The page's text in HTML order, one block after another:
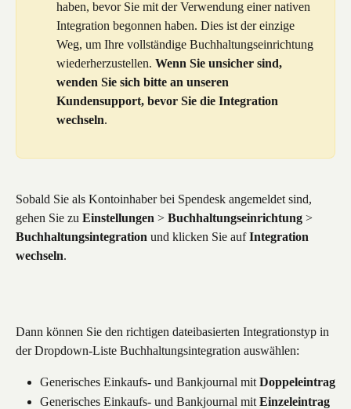
haben, bevor Sie mit der Verwendung einer nativen
Integration begonnen haben. Dies ist der einzige
Weg, um Ihre vollständige Buchhaltungseinrichtung
wiederherzustellen. Wenn Sie unsicher sind,
wenden Sie sich bitte an unseren
Kundensupport, bevor Sie die Integration
wechseln.
Sobald Sie als Kontoinhaber bei Spendesk angemeldet sind,
gehen Sie zu Einstellungen > Buchhaltungseinrichtung >
Buchhaltungsintegration und klicken Sie auf Integration
wechseln.
Dann können Sie den richtigen dateibasierten Integrationstyp in
der Dropdown-Liste Buchhaltungsintegration auswählen:
Generisches Einkaufs- und Bankjournal mit Doppeleintrag
Generisches Einkaufs- und Bankjournal mit Einzeleintrag